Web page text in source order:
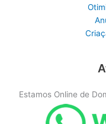
Estamos Online de